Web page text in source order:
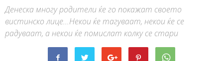
Денеска многу родители ќе го покажат своето
вистинско лице...Некои ќе тагуваат, некои ќе се
радуваат, а некои ќе помислат колку се стари